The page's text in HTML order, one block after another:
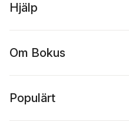
Hjälp
Om Bokus
Populärt